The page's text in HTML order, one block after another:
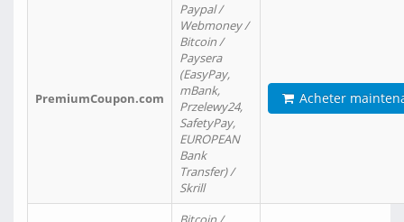
PremiumCoupon.com
Paypal /
Webmoney /
Bitcoin /
Paysera
(EasyPay,
mBank,
Przelewy24,
SafetyPay,
EUROPEAN
Bank
Transfer) /
Skrill
Acheter